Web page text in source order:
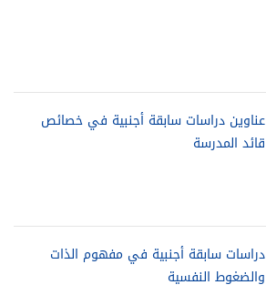
عناوين دراسات سابقة أجنبية في خصائص
قائد المدرسة
دراسات سابقة أجنبية في مفهوم الذات
والضغوط النفسية